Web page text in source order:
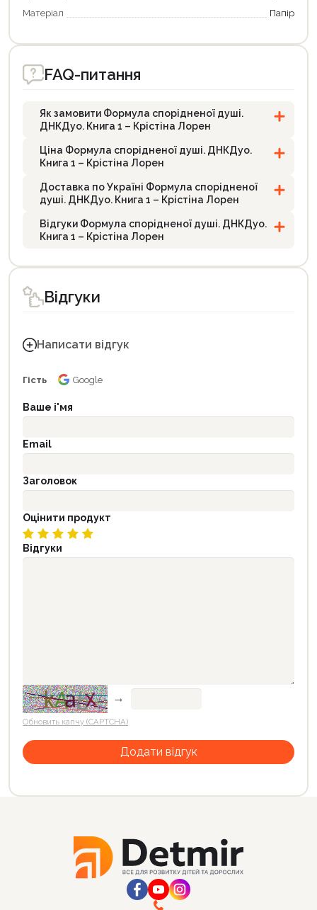
Матеріал
Папір
FAQ-питання
Як замовити Формула спорідненої душі.
ДНКДуо. Книга 1 – Крістіна Лорен
Ціна Формула спорідненої душі. ДНКДуо.
Книга 1 – Крістіна Лорен
Доставка по Україні Формула спорідненої
душі. ДНКДуо. Книга 1 – Крістіна Лорен
Відгуки Формула спорідненої душі. ДНКДуо.
Книга 1 – Крістіна Лорен
Відгуки
Написати відгук
Гість Google
Ваше і'мя
Email
Заголовок
Оцінити продукт
Відгуки
→
Обновить капчу (CAPTCHA)